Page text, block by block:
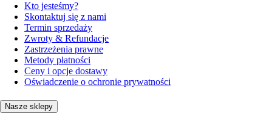
Kto jesteśmy?
Skontaktuj się z nami
Termin sprzedaży
Zwroty & Refundacje
Zastrzeżenia prawne
Metody płatności
Ceny i opcje dostawy
Oświadczenie o ochronie prywatności
Nasze sklepy